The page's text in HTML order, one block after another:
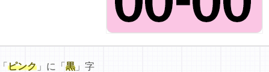
「 ピンク 」に「 黒 」字